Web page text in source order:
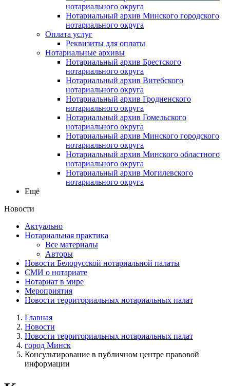
нотариального округа
Нотариальный архив Минского городского
нотариального округа
Оплата услуг
Реквизиты для оплаты
Нотариальные архивы
Нотариальный архив Брестского
нотариального округа
Нотариальный архив Витебского
нотариального округа
Нотариальный архив Гродненского
нотариального округа
Нотариальный архив Гомельского
нотариального округа
Нотариальный архив Минского городского
нотариального округа
Нотариальный архив Минского областного
нотариального округа
Нотариальный архив Могилевского
нотариального округа
Ещё
Новости
Актуально
Нотариальная практика
Все материалы
Авторы
Новости Белорусской нотариальной палаты
СМИ о нотариате
Нотариат в мире
Мероприятия
Новости территориальных нотариальных палат
Главная
Новости
Новости территориальных нотариальных палат
город Минск
Консультирование в публичном центре правовой
информации